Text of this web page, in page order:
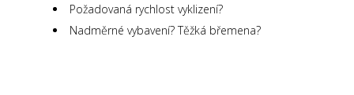
Požadovaná rychlost vyklizení?
Nadměrné vybavení? Těžká břemena?